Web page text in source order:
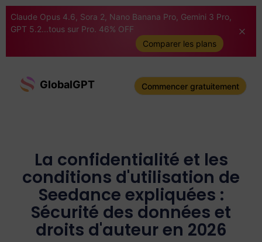
Claude Opus 4.6, Sora 2, Nano Banana Pro, Gemini 3 Pro,
GPT 5.2...tous sur Pro. 46% OFF
Comparer les plans
GlobalGPT Commencer gratuitement
La confidentialité et les
conditions d'utilisation de
Seedance expliquées :
Sécurité des données et
droits d'auteur en 2026